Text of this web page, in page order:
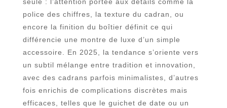
police des chiffres, la texture du cadran, ou
encore la finition du boîtier définit ce qui
différencie une montre de luxe d’un simple
accessoire. En 2025, la tendance s’oriente vers
un subtil mélange entre tradition et innovation,
avec des cadrans parfois minimalistes, d’autres
fois enrichis de complications discrètes mais
efficaces, telles que le guichet de date ou un